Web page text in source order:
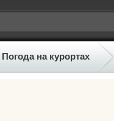
Погода на курортах